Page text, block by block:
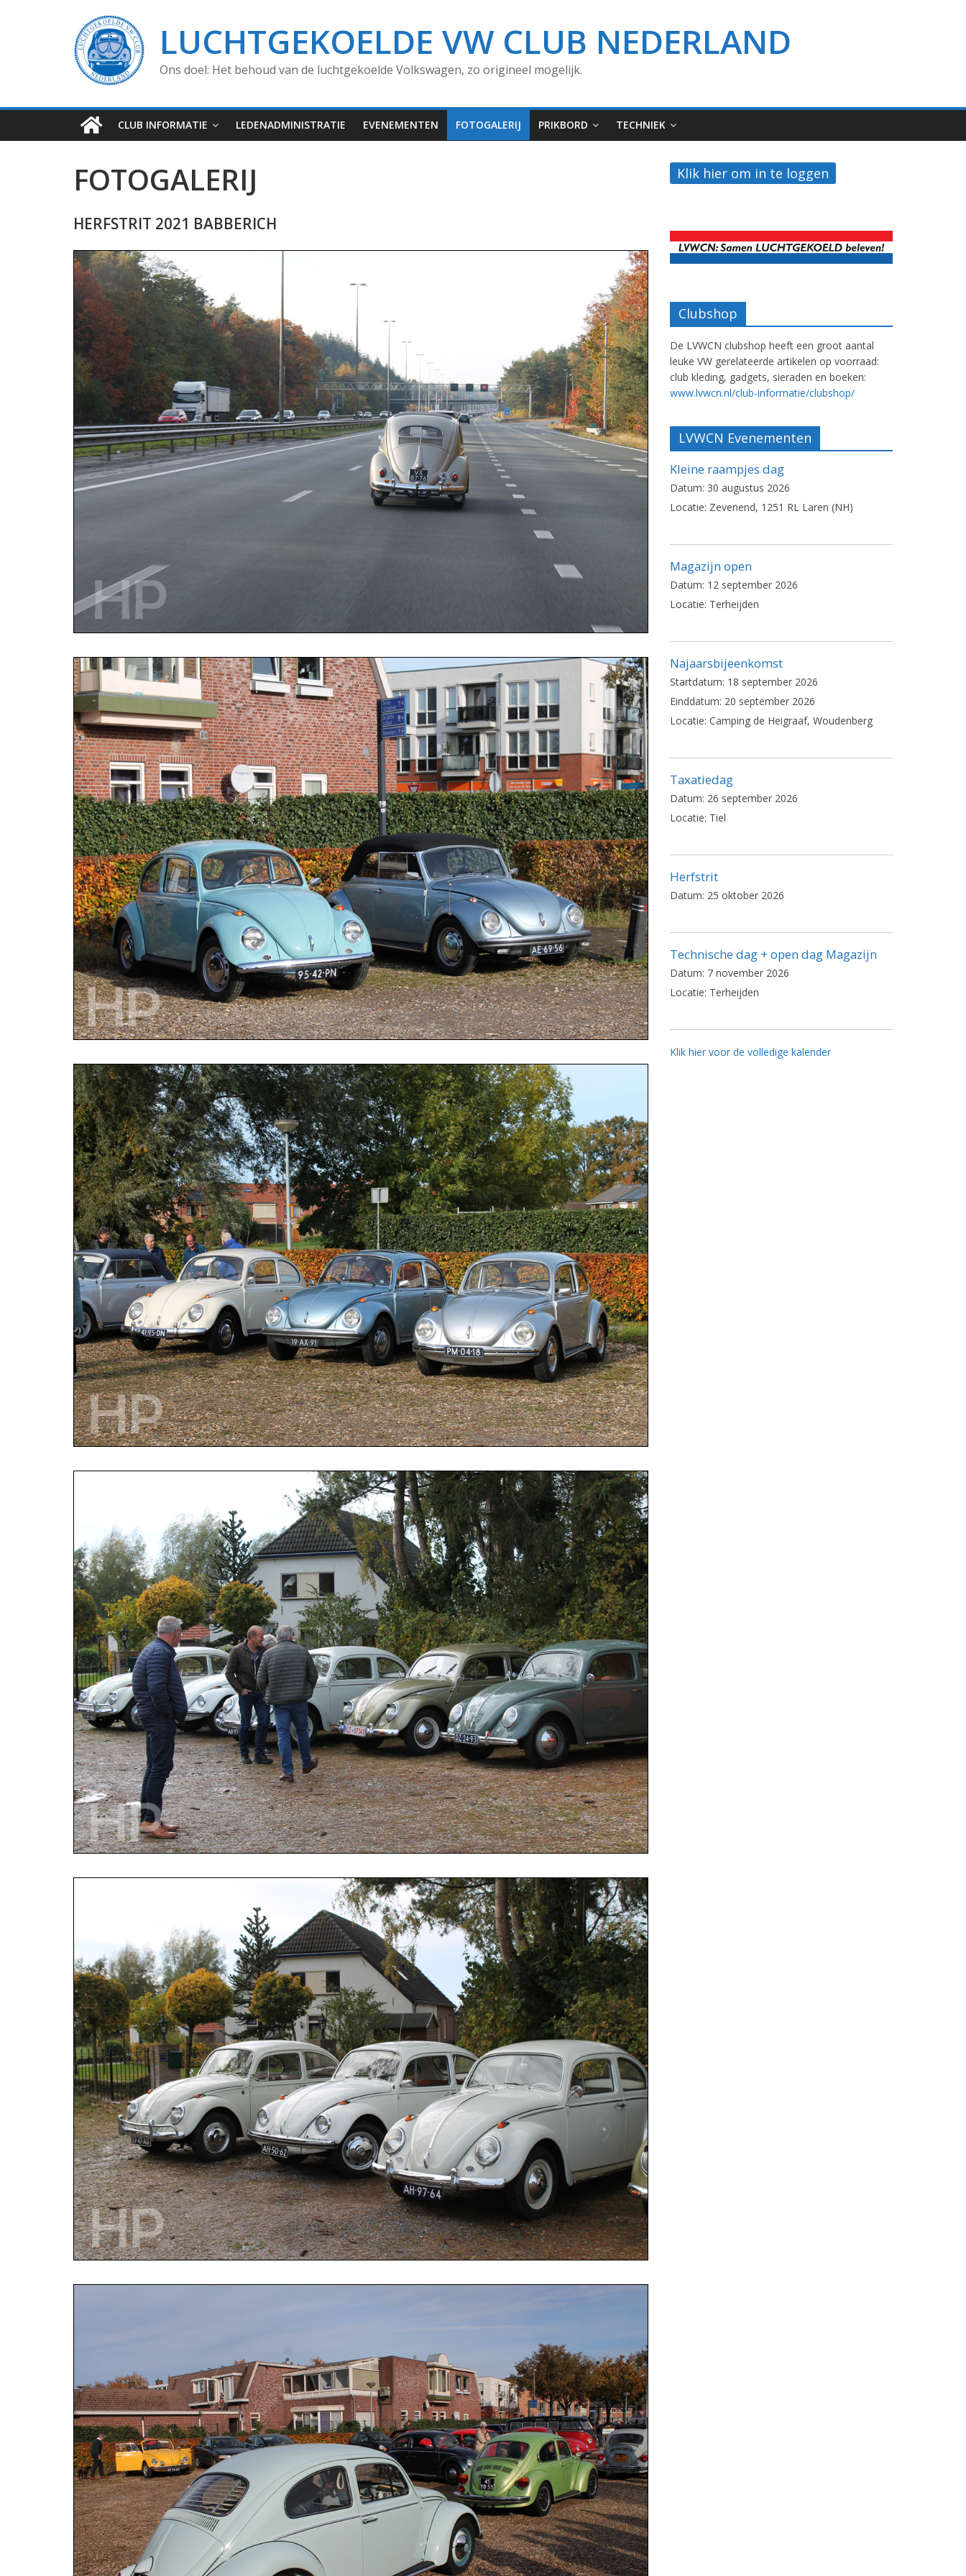
LUCHTGEKOELDE VW CLUB NEDERLAND
Ons doel: Het behoud van de luchtgekoelde Volkswagen, zo origineel mogelijk.
CLUB INFORMATIE LEDENADMINISTRATIE EVENEMENTEN FOTOGALERIJ PRIKBORD TECHNIEK
FOTOGALERIJ
HERFSTRIT 2021 BABBERICH
Clubshop
De LVWCN clubshop heeft een groot aantal
leuke VW gerelateerde artikelen op voorraad:
club kleding, gadgets, sieraden en boeken:
www.lvwcn.nl/club-informatie/clubshop/
LVWCN Evenementen
Kleine raampjes dag
Datum: 30 augustus 2026
Locatie: Zevenend, 1251 RL Laren (NH)
Magazijn open
Datum: 12 september 2026
Locatie: Terheijden
Najaarsbijeenkomst
Startdatum: 18 september 2026
Einddatum: 20 september 2026
Locatie: Camping de Heigraaf, Woudenberg
Taxatiedag
Datum: 26 september 2026
Locatie: Tiel
Herfstrit
Datum: 25 oktober 2026
Technische dag + open dag Magazijn
Datum: 7 november 2026
Locatie: Terheijden
Klik hier voor de volledige kalender